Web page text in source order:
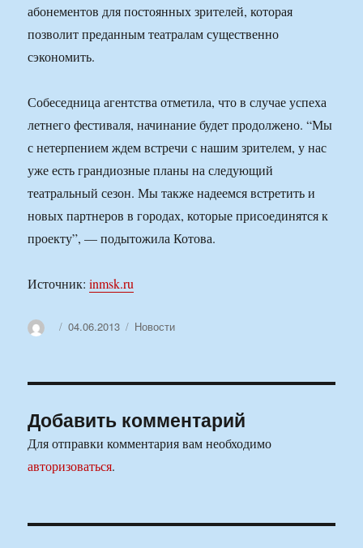
абонементов для постоянных зрителей, которая
позволит преданным театралам существенно
сэкономить.
Собеседница агентства отметила, что в случае успеха
летнего фестиваля, начинание будет продолжено. “Мы
с нетерпением ждем встречи с нашим зрителем, у нас
уже есть грандиозные планы на следующий
театральный сезон. Мы также надеемся встретить и
новых партнеров в городах, которые присоединятся к
проекту”, — подытожила Котова.
Источник:inmsk.ru
АвторОпубликовано
04.06.2013 Рубрики
Новости
Добавить комментарий
Для отправки комментария вам необходимо
авторизоваться.